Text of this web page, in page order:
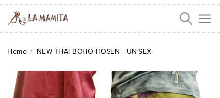
Home NEW THAI BOHO HOSEN - UNISEX